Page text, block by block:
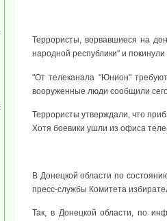
Террористы, ворвавшиеся на
народной республики" и
"От телеканала "Юнион"
вооруженные люди сообщили
Террористы утверждали, что
Хотя боевики ушли из офиса
В Донецкой области по
пресс-службы Комитета
Так, в Донецкой области, по